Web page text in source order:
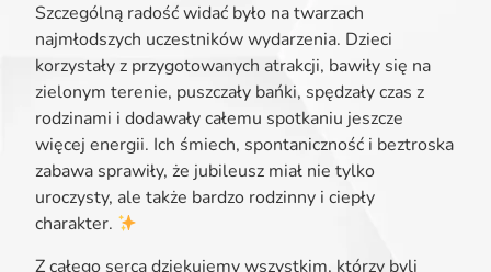
Szczególną radość widać było na twarzach
najmłodszych uczestników wydarzenia. Dzieci
korzystały z przygotowanych atrakcji, bawiły się na
zielonym terenie, puszczały bańki, spędzały czas z
rodzinami i dodawały całemu spotkaniu jeszcze
więcej energii. Ich śmiech, spontaniczność i beztroska
zabawa sprawiły, że jubileusz miał nie tylko
uroczysty, ale także bardzo rodzinny i ciepły
charakter.
Z całego serca dziękujemy wszystkim, którzy byli